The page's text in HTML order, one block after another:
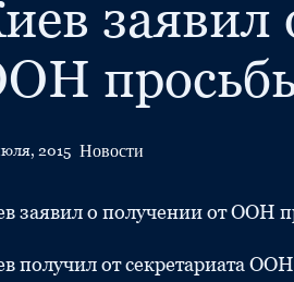
заявил
2015 Новости
заявил о получении от ООН
получил от секретариата